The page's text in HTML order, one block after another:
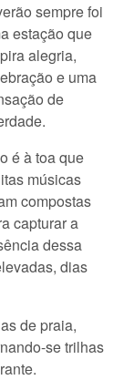
sempre foi
estação que
alegria,
e uma
de
é à toa que
músicas
compostas
capturar a
dessa
dias
de praia,
se trilhas